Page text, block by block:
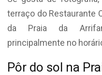
terraço do Restaurante
da Praia da
principalmente no
Pôr do sol na